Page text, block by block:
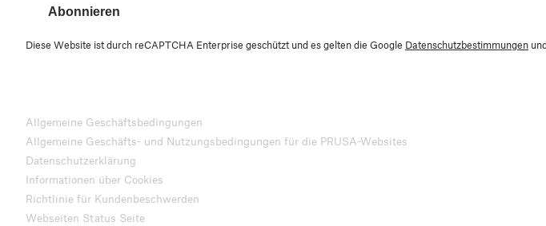
Abonnieren
Diese Website ist durch reCAPTCHA Enterprise geschützt und es gelten die Google Datenschutzbestimmungen
Allgemeine Geschäftsbedingungen
Allgemeine Geschäfts- und Nutzungsbedingungen für die PRUSA-Websites
Datenschutzerklärung
Informationen über Cookies
Richtlinie für Kundenbeschwerden
Webseiten Status Seite